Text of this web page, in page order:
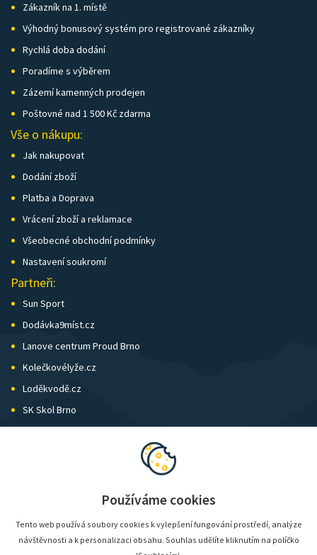
Zákazník na 1. místě
Výhodný bonusový systém pro registrované zákazníky
Rychlá doba dodání
Poradíme s výběrem
Zázemí kamenných prodejen
Poštovné nad 1 500 Kč zdarma
Vše o nákupu:
Jak nakupovat
Dodání zboží
Platba a Doprava
Vrácení zboží a reklamace
Všeobecné obchodní podmínky
Nastavení soukromí
Partneři:
Sun Sport
Dodávka9míst.cz
Lanove centrum Proud Brno
Kolečkovélyže.cz
Loděkvodě.cz
SK Skol Brno
Biatlon Brno
Používáme cookies
Tento web používá soubory cookies k vylepšení fungování prostředí, analýze
návštěvnosti a k personalizaci obsahu. Souhlas udělíte kliknutím na políčko